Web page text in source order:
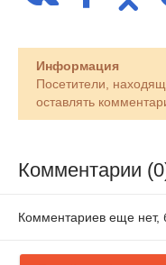
Информация
Посетители,
оставлять
Комментарии
Комментариев еще нет,